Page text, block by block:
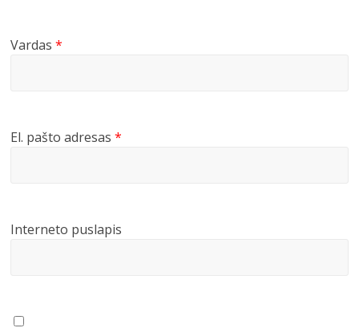
Vardas*
El. pašto adresas*
Interneto puslapis